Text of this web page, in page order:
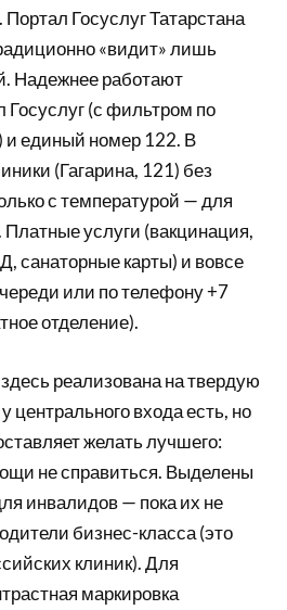
Госуслуг Татарстана
«видит» лишь
Надежнее работают
(с фильтром по
и единый номер 122. В
(Гагарина, 121) без
с температурой — для
услуги (вакцинация,
санаторные карты) и вовсе
или по телефону +7
отделение).
реализована на твердую
центрального входа есть, но
желать лучшего:
не справиться. Выделены
инвалидов — пока их не
бизнес-класса (это
клиник). Для
маркировка